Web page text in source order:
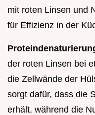
mit roten Linsen und
für Effizienz in der
der roten Linsen bei
die Zellwände der
sorgt dafür, dass die
erhält, während die